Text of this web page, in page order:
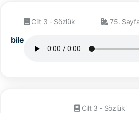
bile
Cilt 3 - Sözlük 75. Sayfa
Cilt 3 - Sözlük